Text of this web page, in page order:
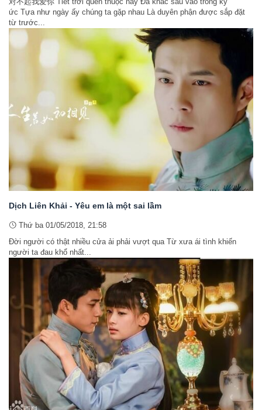
ức Tựa như ngày ấy chúng ta gặp nhau Là duyên phận được sắp đặt
từ trước...
Dịch Liên Khải - Yêu em là một sai lầm
Thứ ba 01/05/2018, 21:58
Đời người có thật nhiều cửa ải phải vượt qua Từ xưa ái tình khiến
người ta đau khổ nhất...